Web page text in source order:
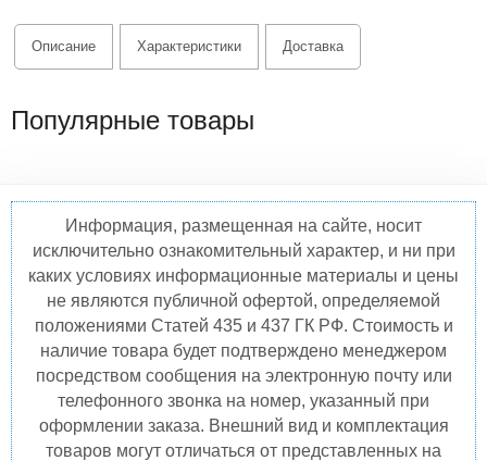
Описание Характеристики Доставка
Популярные товары
Информация, размещенная на сайте, носит
исключительно ознакомительный характер, и ни при
каких условиях информационные материалы и цены
не являются публичной офертой, определяемой
положениями Статей 435 и 437 ГК РФ. Стоимость и
наличие товара будет подтверждено менеджером
посредством сообщения на электронную почту или
телефонного звонка на номер, указанный при
оформлении заказа. Внешний вид и комплектация
товаров могут отличаться от представленных на